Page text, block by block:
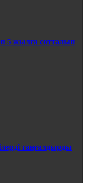
5 жылға сотталып
таңғалдырды